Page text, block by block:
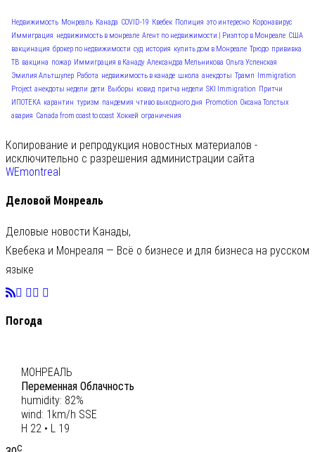
Недвижимость Монреаль Канада COVID-19 Квебек Полиция это интересно Коронавирус
Иммиграция недвижимость в монреале Агент по недвижимости | Риэлтор в Монреале США
вакцинация брокер по недвижимости суд история купить дом в Монреале Трюдо прививка
ТВ вакцина пожар Иммиграция в Канаду Александра Мельникова Ольга Успенская
Эмилия Альтшулер Работа недвижимость в канаде школа анекдоты Трамп
Immigration
Project анекдоты недели дети Выборы ковид притча недели SKI Immigration Притчи
ИПОТЕКА карантин туризм пандемия чтиво выходного дня Promotion Оксана Толстых
авария Canada from coast to coast Хоккей ограничения
Копирование и репродукция новостных материалов -
исключительно с разрешения администрации сайта
WEmontreal
Деловой Монреаль
Деловые новости Канады,
Квебека и Монреаля — Всё о бизнесе и для бизнеса на русском
языке
Погода
МОНРЕАЛЬ
Переменная Облачность
humidity: 82%
wind: 1km/h SSE
H 22 • L 19
C